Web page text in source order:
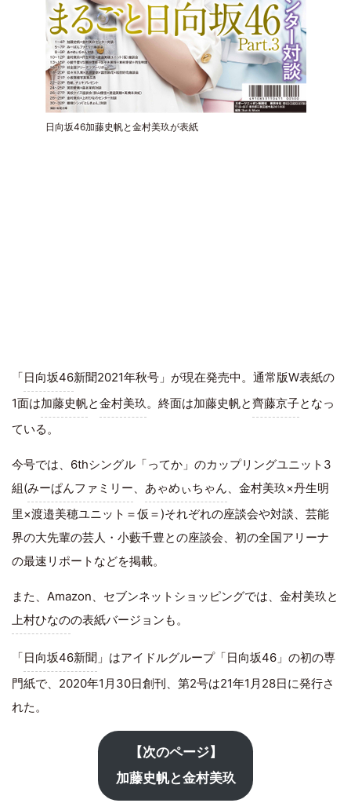
日向坂46加藤史帆と金村美玖が表紙
「日向坂46新聞2021年秋号」が現在発売中。通常版W表紙の
1面は加藤史帆と金村美玖。終面は加藤史帆と齊藤京子となっ
ている。
今号では、6thシングル「ってか」のカップリングユニット3
組(みーぱんファミリー、 あゃめぃちゃん、金村美玖×丹生明
里×渡邉美穂ユニット＝仮＝)それぞれの座談会や対談、芸能
界の大先輩の芸人・小藪千豊との座談会、初の全国アリーナ
の最速リポートなどを掲載。
また、Amazon、セブンネットショッピングでは、金村美玖と
上村ひなのの表紙バージョンも。
「日向坂46新聞 」はアイドルグループ「日向坂46」の初の専
門紙で、2020年1月30日創刊、第2号は21年1月28日に発行さ
れた。
【次のページ】
加藤史帆と金村美玖